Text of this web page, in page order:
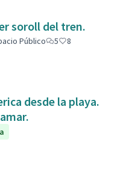
soroll del tren.
Público 5
8
desde la playa.